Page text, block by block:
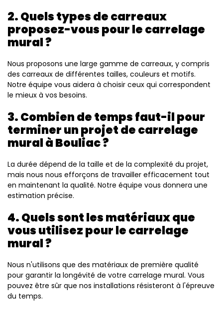
2. Quels types de carreaux
proposez-vous pour le carrelage
mural ?
Nous proposons une large gamme de carreaux, y compris
des carreaux de différentes tailles, couleurs et motifs.
Notre équipe vous aidera à choisir ceux qui correspondent
le mieux à vos besoins.
3. Combien de temps faut-il pour
terminer un projet de carrelage
mural à Bouliac ?
La durée dépend de la taille et de la complexité du projet,
mais nous nous efforçons de travailler efficacement tout
en maintenant la qualité. Notre équipe vous donnera une
estimation précise.
4. Quels sont les matériaux que
vous utilisez pour le carrelage
mural ?
Nous n'utilisons que des matériaux de première qualité
pour garantir la longévité de votre carrelage mural. Vous
pouvez être sûr que nos installations résisteront à l'épreuve
du temps.